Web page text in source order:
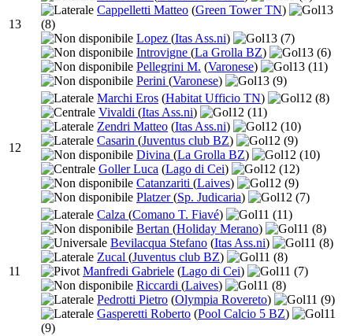
13
Cappelletti Matteo (Green Tower TN)
13
(8)
Lopez (Itas Ass.ni) 13 (7)
Introvigne (La Grolla BZ) 13 (6)
Pellegrini M. (Varonese) 13 (11)
Perini (Varonese) 13 (9)
12
Marchi Eros (Habitat Ufficio TN) 12 (8)
Vivaldi (Itas Ass.ni) 12 (11)
Zendri Matteo (Itas Ass.ni) 12 (10)
Casarin (Juventus club BZ) 12 (9)
Divina (La Grolla BZ) 12 (10)
Goller Luca (Lago di Cei) 12 (12)
Catanzariti (Laives) 12 (9)
Platzer(Sp. Judicaria) 12 (7)
11
Calza (Comano T. Fiavé) 11 (11)
Bertan (Holiday Merano) 11 (8)
Bevilacqua Stefano (Itas Ass.ni) 11 (8)
Zucal (Juventus club BZ) 11 (8)
Manfredi Gabriele (Lago di Cei) 11 (7)
Riccardi (Laives) 11 (8)
Pedrotti Pietro (Olympia Rovereto) 11 (9)
Gasperetti Roberto (Pool Calcio 5 BZ)
11
(9)